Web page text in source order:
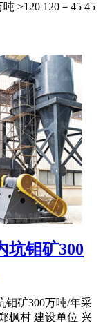
≥120 120－45 45
坑钼矿300
钼矿300万吨/年采
枫村 建设单位 兴